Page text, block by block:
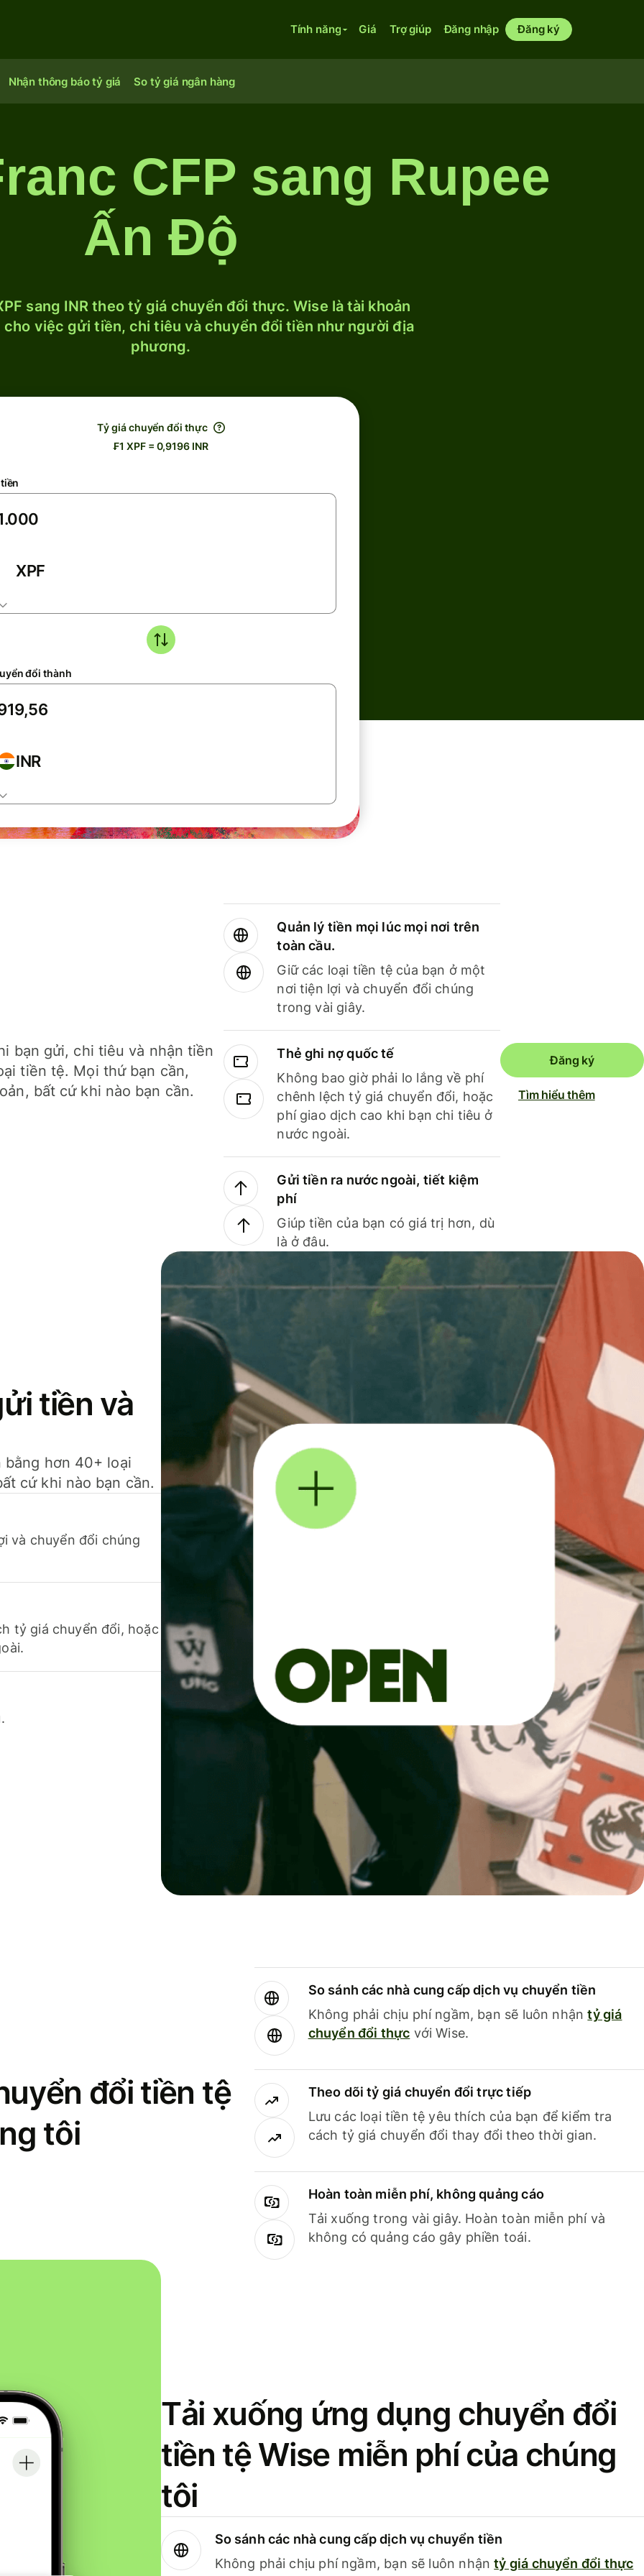
Tính năng Giá Trợ giúp Đăng nhập Đăng ký
Nhận thông báo tỷ giá So tỷ giá ngân hàng
CFP sang Rupee
Ấn Độ
sang INR theo tỷ giá chuyển đổi thực. Wise là tài khoản
việc gửi tiền, chi tiêu và chuyển đổi tiền như người địa
phương.
Tỷ giá chuyển đổi thực
₣1 XPF = 0,9196 INR
XPF
đổi thành
INR
bạn gửi, chi tiêu và nhận tiền
tiền tệ. Mọi thứ bạn cần,
bất cứ khi nào bạn cần.
Quản lý tiền mọi lúc mọi nơi trên
toàn cầu.
Giữ các loại tiền tệ của bạn ở một
nơi tiện lợi và chuyển đổi chúng
trong vài giây.
Thẻ ghi nợ quốc tế
Không bao giờ phải lo lắng về phí
chênh lệch tỷ giá chuyển đổi, hoặc
phí giao dịch cao khi bạn chi tiêu ở
nước ngoài.
Gửi tiền ra nước ngoài, tiết kiệm
phí
Giúp tiền của bạn có giá trị hơn, dù
là ở đâu.
Đăng ký
Tìm hiểu thêm
tiền và
hơn 40+ loại
cứ khi nào bạn cần.
và chuyển đổi chúng
tỷ giá chuyển đổi, hoặc
đổi tiền tệ
tôi
So sánh các nhà cung cấp dịch vụ chuyển tiền
Không phải chịu phí ngầm, bạn sẽ luôn nhậntỷ giá
chuyển đổi thực với Wise.
Theo dõi tỷ giá chuyển đổi trực tiếp
Lưu các loại tiền tệ yêu thích của bạn để kiểm tra
cách tỷ giá chuyển đổi thay đổi theo thời gian.
Hoàn toàn miễn phí, không quảng cáo
Tải xuống trong vài giây. Hoàn toàn miễn phí và
không có quảng cáo gây phiền toái.
Tải xuống ứng dụng chuyển đổi
tiền tệ Wise miễn phí của chúng
tôi
So sánh các nhà cung cấp dịch vụ chuyển tiền
Không phải chịu phí ngầm, bạn sẽ luôn nhậntỷ giá chuyển đổi thực